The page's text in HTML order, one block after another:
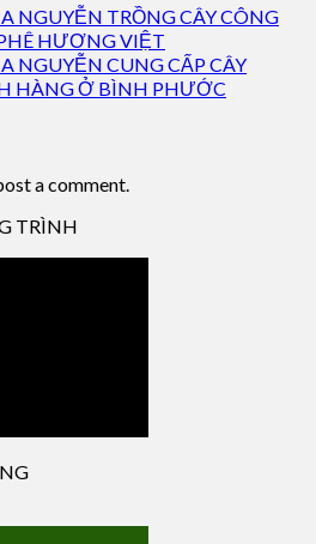
NGUYỄN TRỒNG CÂY CÔNG
HƯƠNG VIỆT
NGUYỄN CUNG CẤP CÂY
HÀNG Ở BÌNH PHƯỚC
a comment.
TRÌNH